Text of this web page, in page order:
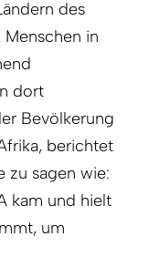
des
Menschen in
dort
Bevölkerung
berichtet
zu sagen wie:
kam und hielt
um